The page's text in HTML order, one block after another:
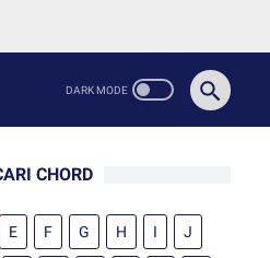
CHORD
E F G H I J